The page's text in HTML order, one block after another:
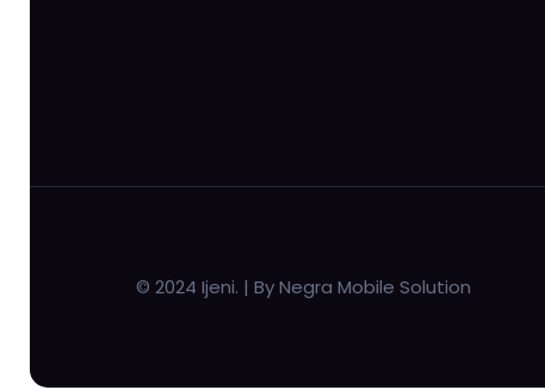
© 2024 Ijeni. | By Negra Mobile Solution